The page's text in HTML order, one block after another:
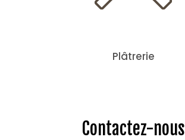
Plâtrerie
Contactez-nous